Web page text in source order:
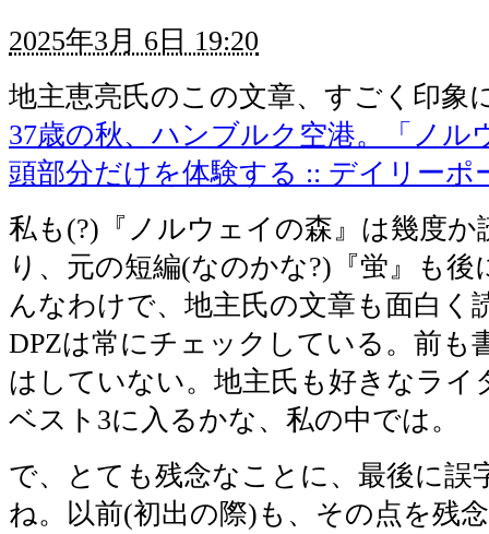
2025年3月 6日 19:20
地主恵亮氏のこの文章、すごく印象
37歳の秋、ハンブルク空港。「ノル
頭部分だけを体験する :: デイリーポ
私も(?)『ノルウェイの森』は幾度か
り、元の短編(なのかな?)『蛍』も後
んなわけで、地主氏の文章も面白く
DPZは常にチェックしている。前も
はしていない。地主氏も好きなライ
ベスト3に入るかな、私の中では。
で、とても残念なことに、最後に誤
ね。以前(初出の際)も、その点を残